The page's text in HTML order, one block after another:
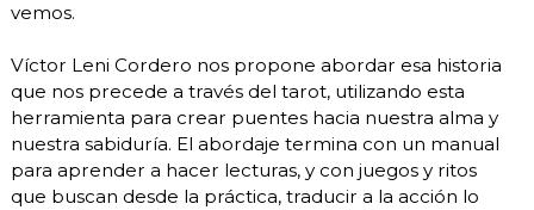
vemos.
Víctor Leni Cordero nos propone abordar esa historia
que nos precede a través del tarot, utilizando esta
herramienta para crear puentes hacia nuestra alma y
nuestra sabiduría. El abordaje termina con un manual
para aprender a hacer lecturas, y con juegos y ritos
que buscan desde la práctica, traducir a la acción lo